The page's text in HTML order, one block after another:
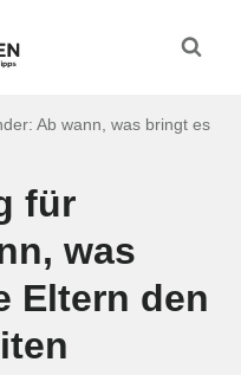
Ab wann, was bringt es
für
was
Eltern den